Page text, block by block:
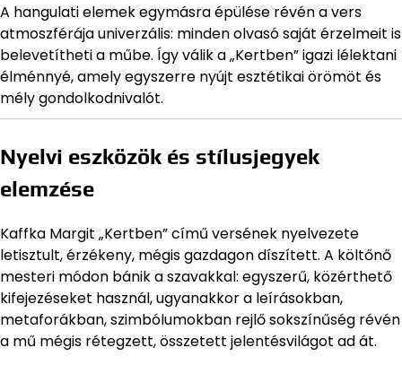
A hangulati elemek egymásra épülése révén a vers
atmoszférája univerzális: minden olvasó saját érzelmeit is
belevetítheti a műbe. Így válik a „Kertben” igazi lélektani
élménnyé, amely egyszerre nyújt esztétikai örömöt és
mély gondolkodnivalót.
Nyelvi eszközök és stílusjegyek
elemzése
Kaffka Margit „Kertben” című versének nyelvezete
letisztult, érzékeny, mégis gazdagon díszített. A költőnő
mesteri módon bánik a szavakkal: egyszerű, közérthető
kifejezéseket használ, ugyanakkor a leírásokban,
metaforákban, szimbólumokban rejlő sokszínűség révén
a mű mégis rétegzett, összetett jelentésvilágot ad át.